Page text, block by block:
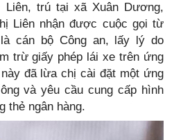
Liên, trú tại xã Xuân Dương,
Liên nhận được cuộc gọi từ
cán bộ Công an, lấy lý do
trừ giấy phép lái xe trên ứng
đã lừa chị cài đặt một ứng
và yêu cầu cung cấp hình
thẻ ngân hàng.